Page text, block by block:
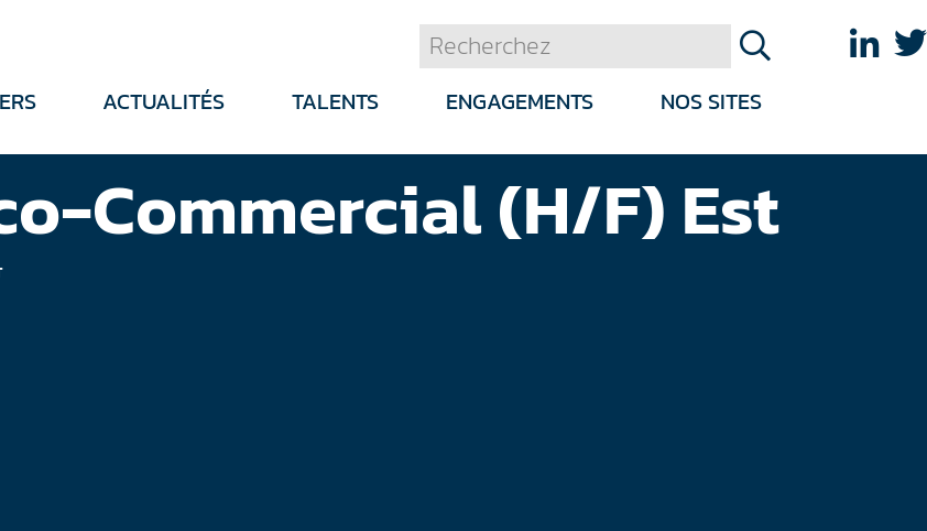
ACTUALITÉS TALENTS ENGAGEMENTS NOS SITES
Commercial (H/F) Est